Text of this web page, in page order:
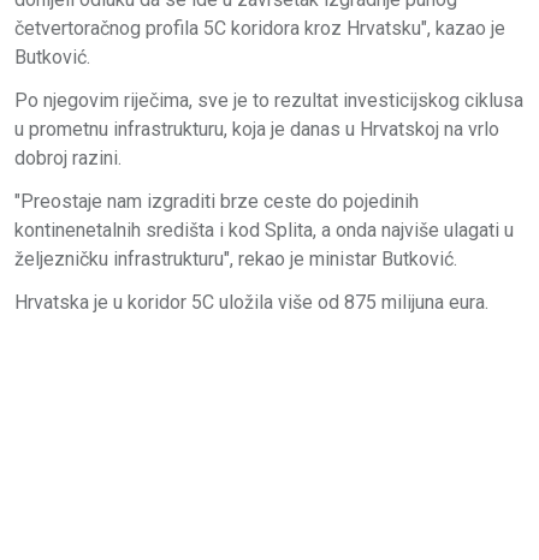
četvertoračnog profila 5C koridora kroz Hrvatsku", kazao je
Butković.
Po njegovim riječima, sve je to rezultat investicijskog ciklusa
u prometnu infrastrukturu, koja je danas u Hrvatskoj na vrlo
dobroj razini.
"Preostaje nam izgraditi brze ceste do pojedinih
kontinenetalnih središta i kod Splita, a onda najviše ulagati u
željezničku infrastrukturu", rekao je ministar Butković.
Hrvatska je u koridor 5C uložila više od 875 milijuna eura.